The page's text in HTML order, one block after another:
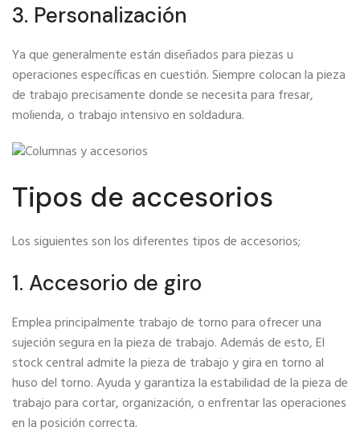
3. Personalización
Ya que generalmente están diseñados para piezas u
operaciones específicas en cuestión. Siempre colocan la pieza
de trabajo precisamente donde se necesita para fresar,
molienda, o trabajo intensivo en soldadura.
Tipos de accesorios
Los siguientes son los diferentes tipos de accesorios;
1. Accesorio de giro
Emplea principalmente trabajo de torno para ofrecer una
sujeción segura en la pieza de trabajo. Además de esto, El
stock central admite la pieza de trabajo y gira en torno al
huso del torno. Ayuda y garantiza la estabilidad de la pieza de
trabajo para cortar, organización, o enfrentar las operaciones
en la posición correcta.